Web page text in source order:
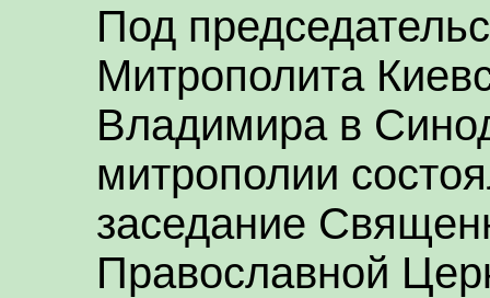
Под
Митрополита
Владимира в
митрополии
заседание
Православной